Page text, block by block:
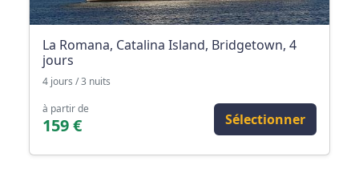
La Romana, Catalina Island, Bridgetown, 4
jours
4 jours / 3 nuits
à partir de
159 € Sélectionner